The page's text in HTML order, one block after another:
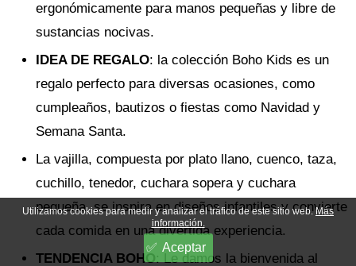
ergonómicamente para manos pequeñas y libre de
sustancias nocivas.
IDEA DE REGALO: la colección Boho Kids es un
regalo perfecto para diversas ocasiones, como
cumpleaños, bautizos o fiestas como Navidad y
Semana Santa.
La vajilla, compuesta por plato llano, cuenco, taza,
cuchillo, tenedor, cuchara sopera y cuchara
pequeña, se inspira en diseños infantiles y convierte
cada comida en una divertida experiencia.
TENDENCIA BOHO: Le damos la bienvenida al
Utilizamos cookies para medir y analizar el tráfico de este sitio web. Más
información.
Aceptar